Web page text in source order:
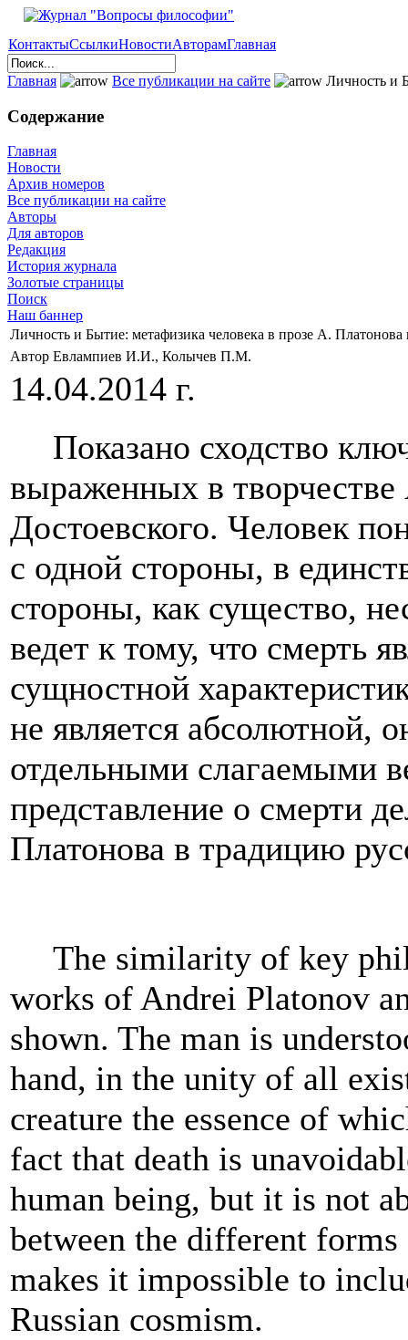
КонтактыСсылкиНовостиАвторамГлавная
Главная Все публикации на сайте Личность и
Содержание
Главная
Новости
Архив номеров
Все публикации на сайте
Авторы
Для авторов
Редакция
История журнала
Золотые страницы
Поиск
Наш баннер
Личность и Бытие: метафизика человека в прозе А. Платонова
Автор Евлампиев И.И., Колычев П.М.
14.04.2014 г.
Показано сходство
выраженных в
Достоевского. Человек
с одной стороны, в
стороны, как существо,
ведет к тому, что смерть
сущностной
не является абсолютной,
отдельными слагаемыми
представление о смерти
Платонова в традицию
The similarity of key
works of Andrei Platonov
shown. The man is
hand, in the unity of all
creature the essence of
fact that death is
human being, but it is not
between the different
makes it impossible to
Russian cosmism.